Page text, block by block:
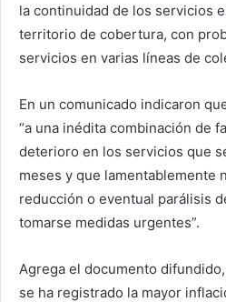
la continuidad de los servicios
territorio de cobertura, con
servicios en varias líneas de
En un comunicado indicaron
“a una inédita combinación de
deterioro en los servicios que
meses y que lamentablemente
reducción o eventual parálisis
tomarse medidas urgentes”.
Agrega el documento
se ha registrado la mayor